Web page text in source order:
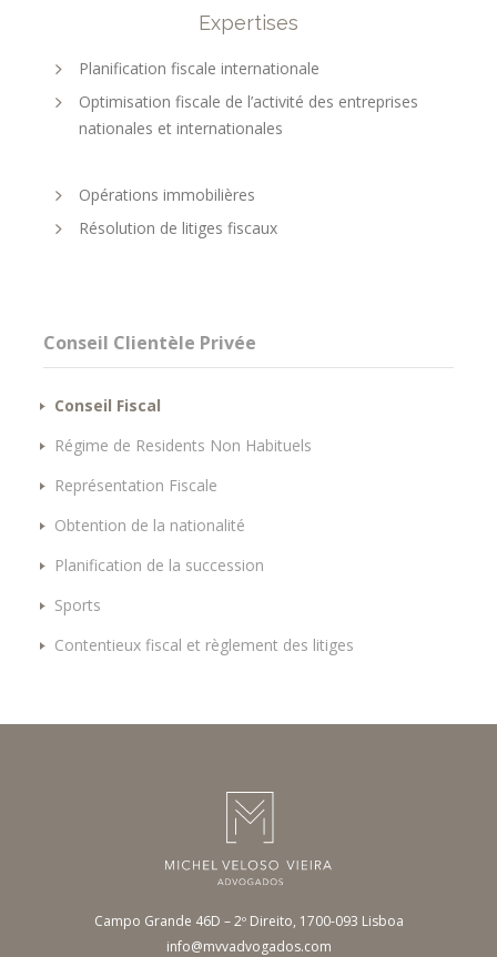
Expertises
Planification fiscale internationale
Optimisation fiscale de l’activité des entreprises
nationales et internationales
Opérations immobilières
Résolution de litiges fiscaux
Conseil Clientèle Privée
Conseil Fiscal
Régime de Residents Non Habituels
Représentation Fiscale
Obtention de la nationalité
Planification de la succession
Sports
Contentieux fiscal et règlement des litiges
Campo Grande 46D – 2º Direito, 1700-093 Lisboa
info@mvvadvogados.com